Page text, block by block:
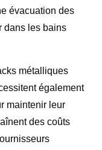
évacuation des
dans les bains
métalliques
également
maintenir leur
des coûts